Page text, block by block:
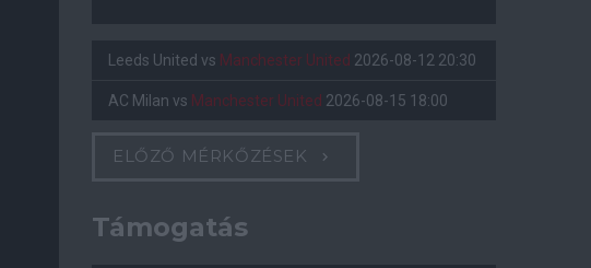
Leeds United vs Manchester United 2026-08-12 20:30
AC Milan vs Manchester United 2026-08-15 18:00
ELŐZŐ MÉRKŐZÉSEK
Támogatás